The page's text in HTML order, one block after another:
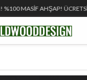
MASİF AHŞAP!